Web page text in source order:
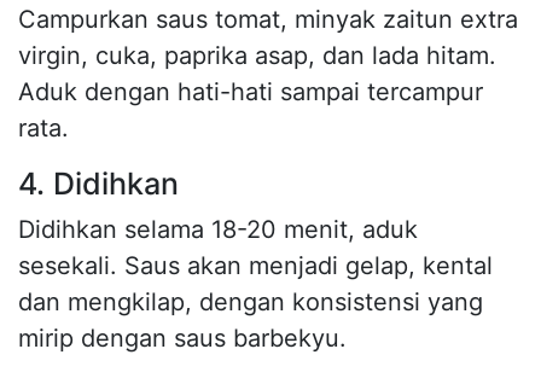
Campurkan saus tomat, minyak zaitun extra
virgin, cuka, paprika asap, dan lada hitam.
Aduk dengan hati-hati sampai tercampur
rata.
4. Didihkan
Didihkan selama 18-20 menit, aduk
sesekali. Saus akan menjadi gelap, kental
dan mengkilap, dengan konsistensi yang
mirip dengan saus barbekyu.